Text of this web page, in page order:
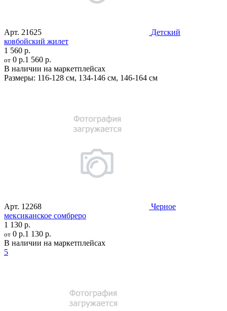
Арт. 21625
Детский
ковбойский жилет
1 560 р.
от 0 р.1 560 р.
В наличии на маркетплейсах
Размеры: 116-128 см, 134-146 см, 146-164 см
Арт. 12268
Черное
мексиканское сомбреро
1 130 р.
от 0 р.1 130 р.
В наличии на маркетплейсах
5